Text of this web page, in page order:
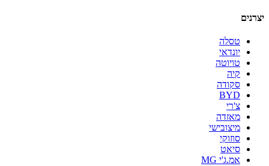
יצרנים
טסלה
יונדאי
טויוטה
קיה
סקודה
BYD
צ'רי
מאזדה
מיצובישי
סוזוקי
סיאט
אמ.ג'י MG